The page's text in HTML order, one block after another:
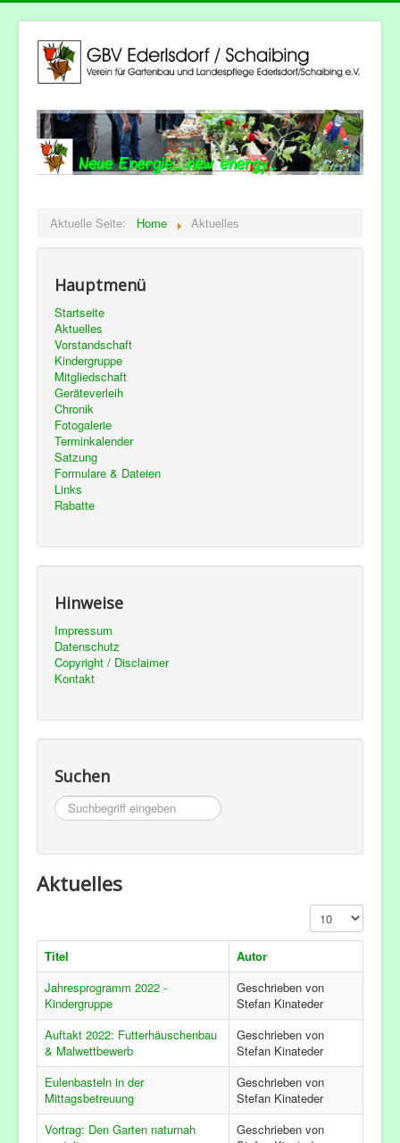
Aktuelle Seite: Home Aktuelles
Hauptmenü
Startseite
Aktuelles
Vorstandschaft
Kindergruppe
Mitgliedschaft
Geräteverleih
Chronik
Fotogalerie
Terminkalender
Satzung
Formulare & Dateien
Links
Rabatte
Hinweise
Impressum
Datenschutz
Copyright / Disclaimer
Kontakt
Suchen
Suchbegriff
eingeben
Aktuelles
Anzeige #
Titel
Autor
Jahresprogramm 2022 -
Kindergruppe
Geschrieben von
Stefan Kinateder
Auftakt 2022: Futterhäuschenbau
& Malwettbewerb
Geschrieben von
Stefan Kinateder
Eulenbasteln in der
Mittagsbetreuung
Geschrieben von
Stefan Kinateder
Vortrag: Den Garten naturnah
Geschrieben von